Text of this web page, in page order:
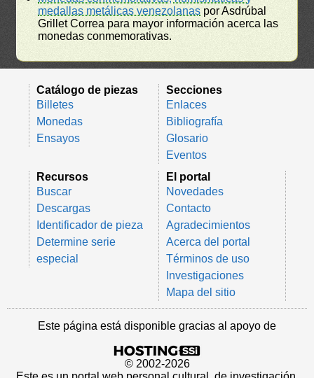
medallas metálicas venezolanas por Asdrúbal
Grillet Correa para mayor información acerca las
monedas conmemorativas.
Catálogo de piezas
Billetes
Monedas
Ensayos
Secciones
Enlaces
Bibliografía
Glosario
Eventos
Recursos
Buscar
Descargas
Identificador de pieza
Determine serie
especial
El portal
Novedades
Contacto
Agradecimientos
Acerca del portal
Términos de uso
Investigaciones
Mapa del sitio
Este página está disponible gracias al apoyo de
© 2002-2026